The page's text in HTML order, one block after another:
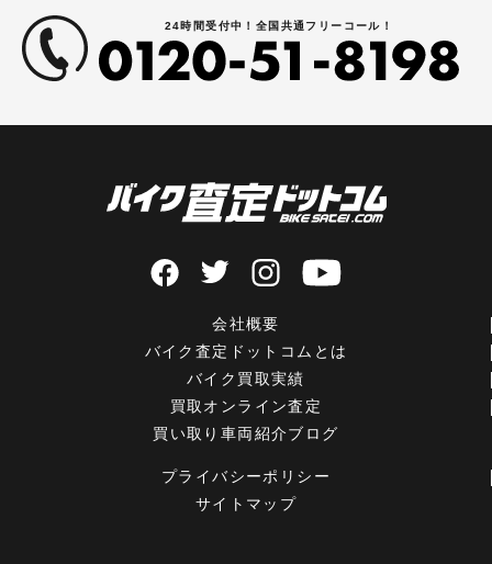
24時間受付中！全国共通フリーコール！
会社概要
バイク査定ドットコムとは
バイク買取実績
買取オンライン査定
買い取り車両紹介ブログ
プライバシーポリシー
サイトマップ